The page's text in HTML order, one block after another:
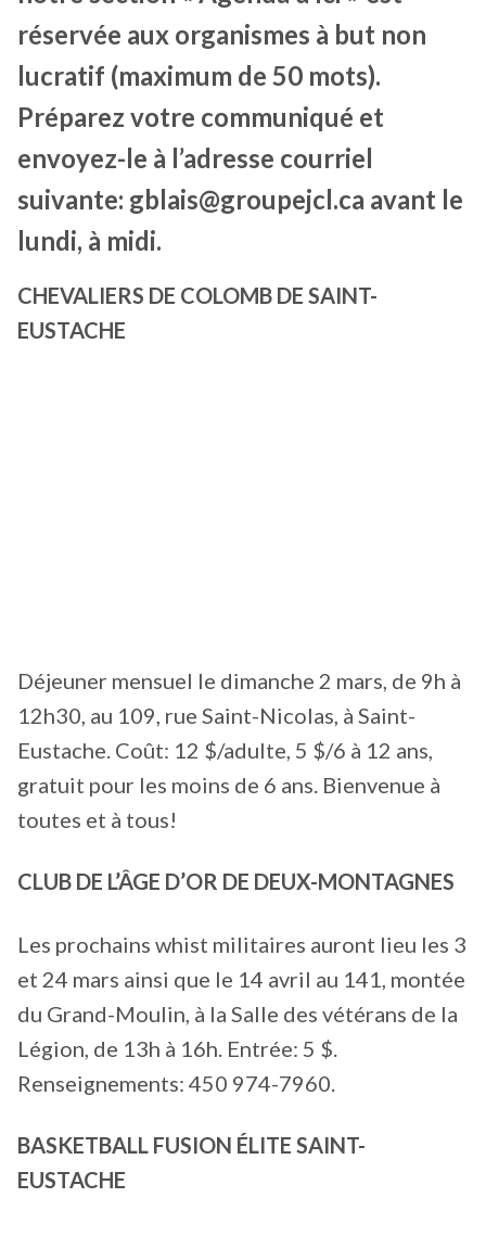
réservée aux organismes à but non
lucratif (maximum de 50 mots).
Préparez votre communiqué et
envoyez-le à l’adresse courriel
suivante: gblais@groupejcl.ca avant le
lundi, à midi.
CHEVALIERS DE COLOMB DE SAINT-
EUSTACHE
Déjeuner mensuel le dimanche 2 mars, de 9h à
12h30, au 109, rue Saint-Nicolas, à Saint-
Eustache. Coût: 12 $/adulte, 5 $/6 à 12 ans,
gratuit pour les moins de 6 ans. Bienvenue à
toutes et à tous!
CLUB DE L’ÂGE D’OR DE DEUX-MONTAGNES
Les prochains whist militaires auront lieu les 3
et 24 mars ainsi que le 14 avril au 141, montée
du Grand-Moulin, à la Salle des vétérans de la
Légion, de 13h à 16h. Entrée: 5 $.
Renseignements: 450 974-7960.
BASKETBALL FUSION ÉLITE SAINT-
EUSTACHE